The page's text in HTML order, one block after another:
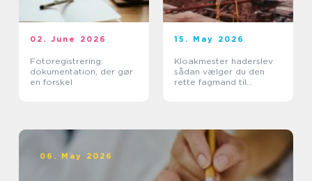
02. June 2026
Fotoregistrering:
dokumentation, der gør
en forskel
15. May 2026
Kloakmester haderslev
sådan vælger du den
rette fagmand til
06. May 2026